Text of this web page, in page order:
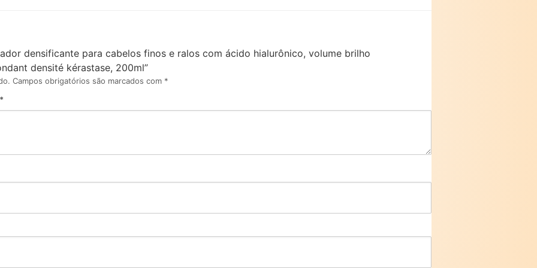
densificante para cabelos finos e ralos com ácido hialurônico, volume brilho
densité kérastase, 200ml”
Campos obrigatórios são marcados com *
*